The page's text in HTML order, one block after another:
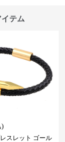
テム
)
スレット ゴール